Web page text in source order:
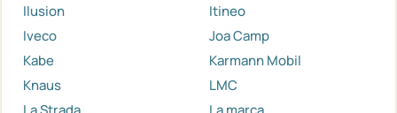
Ilusion
Itineo
Iveco
Joa Camp
Kabe
Karmann Mobil
Knaus
LMC